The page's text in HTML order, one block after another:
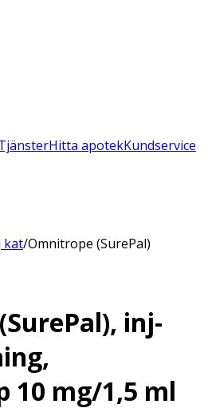
Hitta apotekKundservice
kat/Omnitrope (SurePal)
inj-
10 mg/1,5 ml